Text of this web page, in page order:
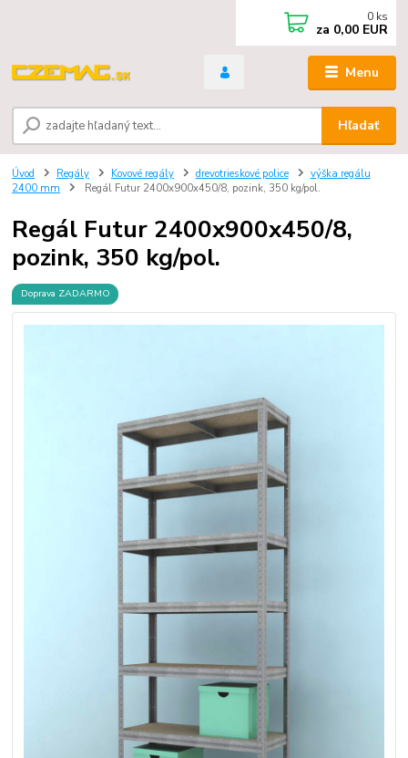
Menu
Hľadať
0 ks
za 0,00 EUR
Úvod Regály Kovové regály drevotrieskové police
výška regálu
2400 mm
Regál Futur 2400x900x450/8, pozink, 350 kg/pol.
Regál Futur 2400x900x450/8,
pozink, 350 kg/pol.
Doprava ZADARMO